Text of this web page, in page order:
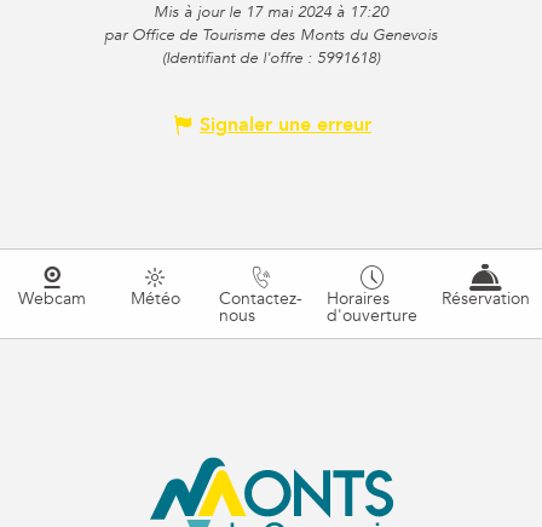
Mis à jour le 17 mai 2024 à 17:20
par Office de Tourisme des Monts du Genevois
(Identifiant de l'offre : 5991618)
Signaler une erreur
Webcam Météo Contactez-
nous
Horaires
d'ouverture
Réservation